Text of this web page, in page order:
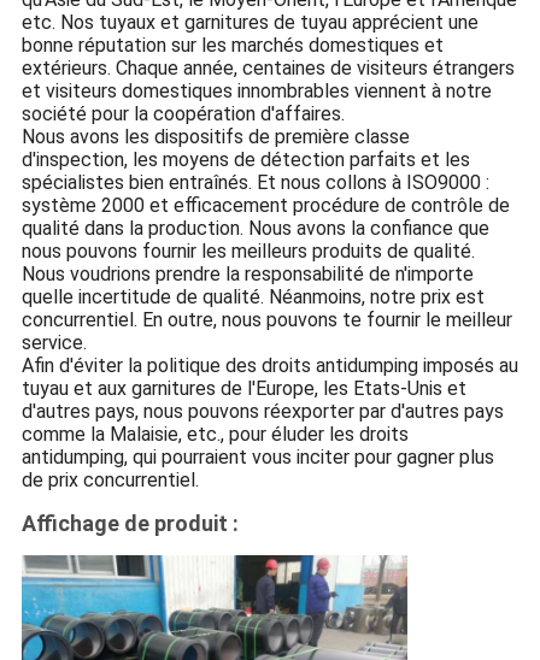
etc. Nos tuyaux et garnitures de tuyau apprécient une
bonne réputation sur les marchés domestiques et
extérieurs. Chaque année, centaines de visiteurs étrangers
et visiteurs domestiques innombrables viennent à notre
société pour la coopération d'affaires.
Nous avons les dispositifs de première classe
d'inspection, les moyens de détection parfaits et les
spécialistes bien entraînés. Et nous collons à ISO9000 :
système 2000 et efficacement procédure de contrôle de
qualité dans la production. Nous avons la confiance que
nous pouvons fournir les meilleurs produits de qualité.
Nous voudrions prendre la responsabilité de n'importe
quelle incertitude de qualité. Néanmoins, notre prix est
concurrentiel. En outre, nous pouvons te fournir le meilleur
service.
Afin d'éviter la politique des droits antidumping imposés au
tuyau et aux garnitures de l'Europe, les Etats-Unis et
d'autres pays, nous pouvons réexporter par d'autres pays
comme la Malaisie, etc., pour éluder les droits
antidumping, qui pourraient vous inciter pour gagner plus
de prix concurrentiel.
Affichage de produit :